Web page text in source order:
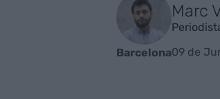
Marc
Barcelona09 de